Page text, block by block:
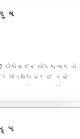
લઈને શોધવા જાવ તો
એન્જિનિયર છે. નવી
હજારનો પગાર છે !
પણ કરી રહ્